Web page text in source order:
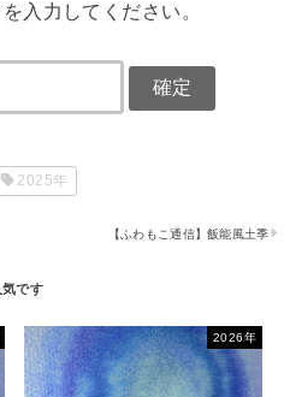
入力してください。
2025年
【ふわもこ通信】飯能風土季
2026年